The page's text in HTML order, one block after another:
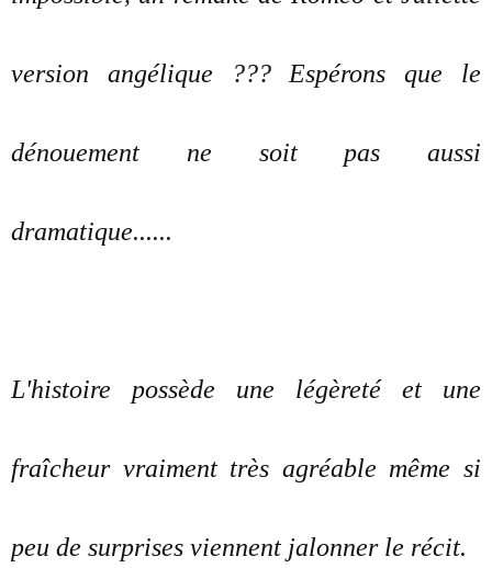
version angélique ??? Espérons que le
dénouement ne soit pas aussi
dramatique......
L'histoire possède une légèreté et une
fraîcheur vraiment très agréable même si
peu de surprises viennent jalonner le récit.